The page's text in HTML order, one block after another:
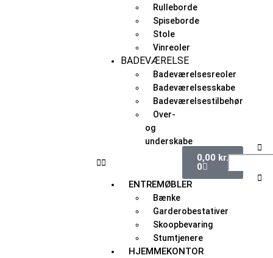
Rulleborde
Spiseborde
Stole
Vinreoler
BADEVÆRELSE
Badeværelsesreoler
Badeværelsesskabe
Badeværelsestilbehør
Over-
og
underskabe
ENTREMØBLER
Bænke
Garderobestativer
Skoopbevaring
Stumtjenere
HJEMMEKONTOR
0,00 kr.
0
Søg